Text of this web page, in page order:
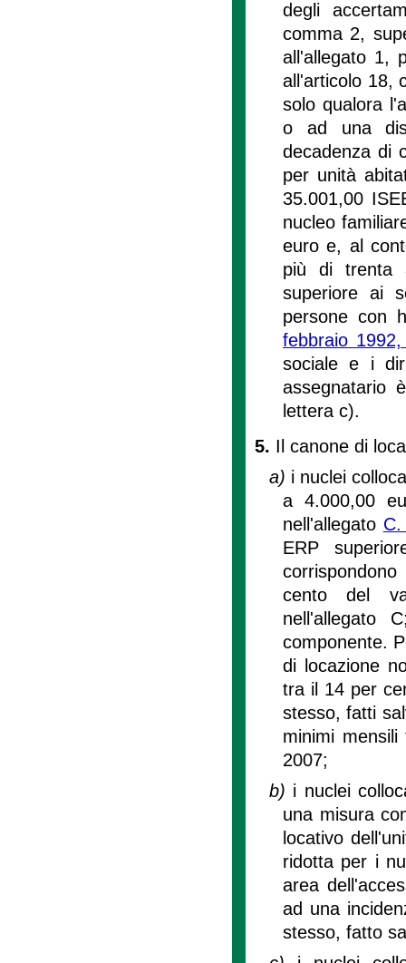
degli
comma 2,
all'allegato 1,
all'articolo 18,
solo qualora
o ad una
decadenza di
per unità
35.001,00
nucleo
euro e, al
più di trenta
superiore ai
persone con
febbraio
sociale e i
assegnatario
lettera c).
5. Il canone di
a) i nuclei
a 4.000,00
nell'allegato
ERP
cento del
nell'allegato
componente.
di locazione
tra il 14 per
stesso, fatti
minimi
2007;
b) i nuclei
una misura
locativo
ridotta per i
area
ad una
stesso, fatto